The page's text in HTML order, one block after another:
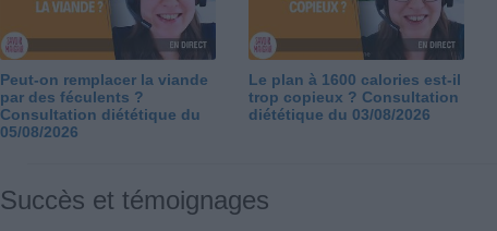
Peut-on remplacer la viande
par des féculents ?
Consultation diététique du
05/08/2026
Le plan à 1600 calories est-il
trop copieux ? Consultation
diététique du 03/08/2026
Succès et témoignages